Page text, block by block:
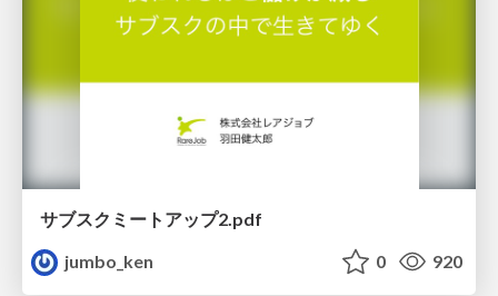
サブスクミートアップ2.pdf
jumbo_ken
0 920